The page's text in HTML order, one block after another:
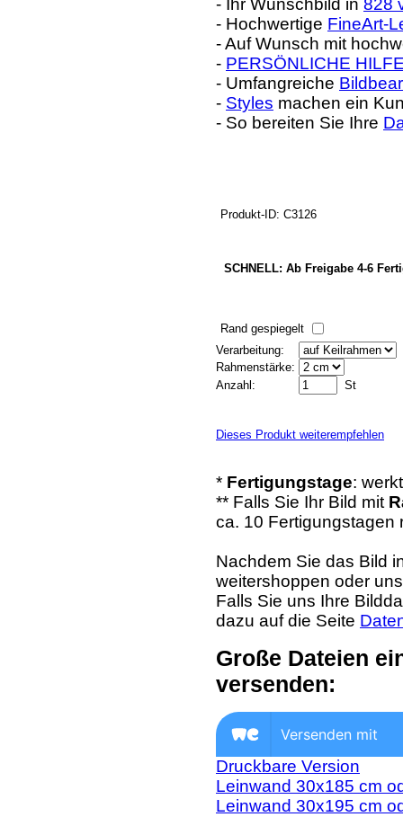
- Ihr Wunschbild in 828
- Hochwertige FineArt-
- Auf Wunsch mit
- PERSÖNLICHE
- Umfangreiche
- Styles machen ein
- So bereiten Sie Ihre
Produkt-ID: C3126
SCHNELL: Ab Freigabe 4-6
Rand gespiegelt
Verarbeitung:
Rahmenstärke:
Anzahl:
St
Dieses Produkt weiterempfehlen
* Fertigungstage:
** Falls Sie Ihr Bild mit
ca. 10 Fertigungstagen
Nachdem Sie das Bild
weitershoppen oder
Falls Sie uns Ihre
dazu auf die Seite
Große Dateien
versenden:
Druckbare Version
Leinwand 30x185 cm
Leinwand 30x195 cm